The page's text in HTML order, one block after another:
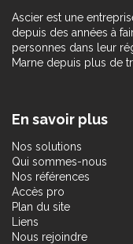
Ascier est une
depuis des années à
personnes dans leur
Marne depuis plus de
En savoir plus
Nos solutions
Qui sommes-nous
Nos références
Accès pro
Plan du site
Liens
Nous rejoindre